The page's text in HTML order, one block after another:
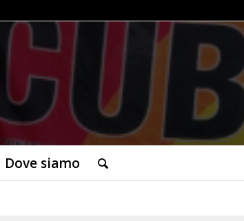
Dove siamo